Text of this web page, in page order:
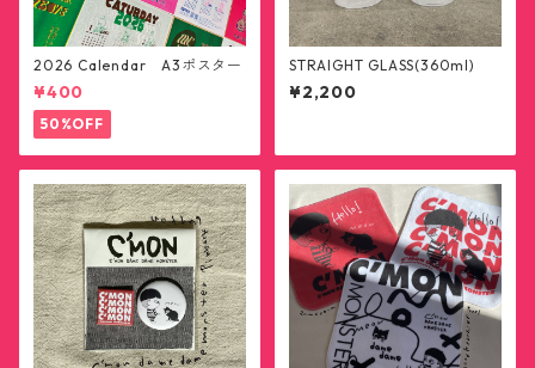
2026 Calendar A3ポスター
¥400
50%OFF
STRAIGHT GLASS(360ml)
¥2,200